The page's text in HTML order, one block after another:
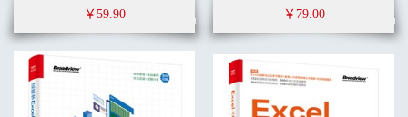
￥59.90 ￥79.00